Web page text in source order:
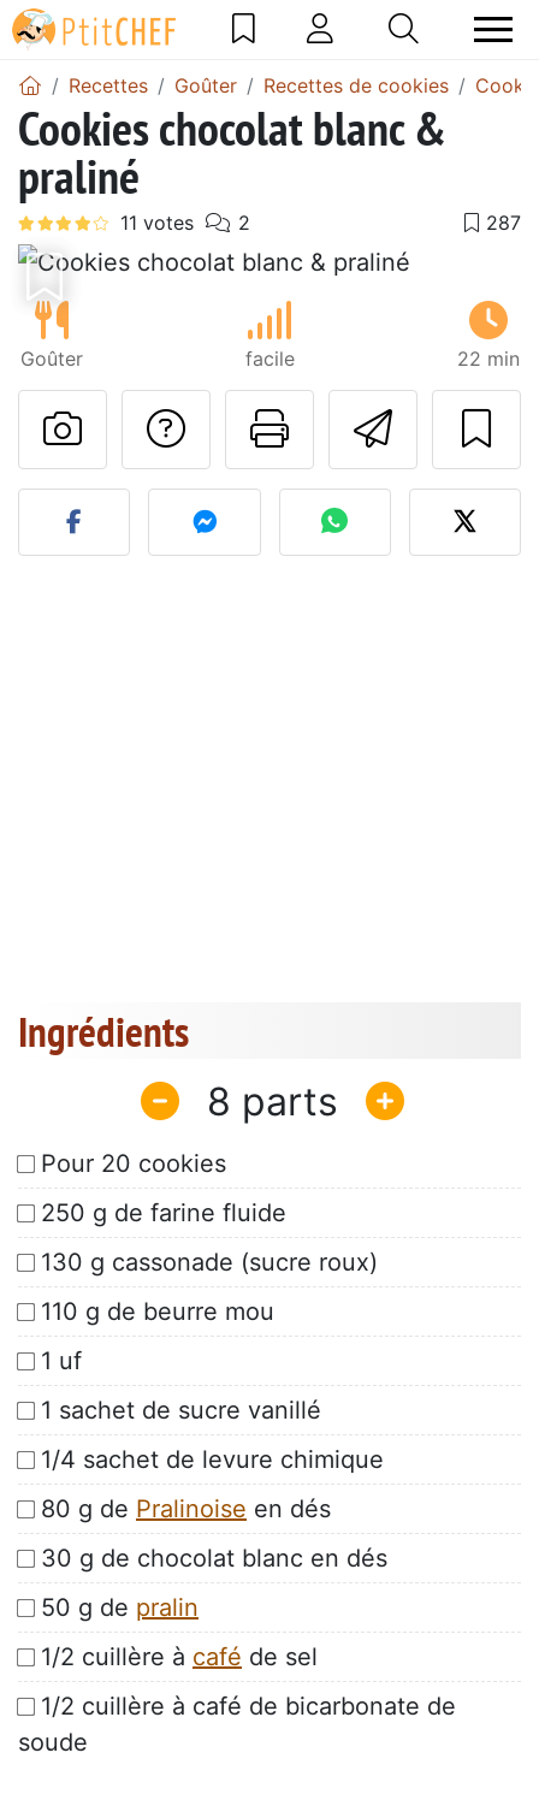
Recettes Goûter Recettes de cookies
Cookies chocolat blanc &
praliné
Goûter facile 22 min
Imprimer
Poser une
Publier votre photo de
Ingrédients
8
Pour 20 cookies
250 g de farine fluide
130 g cassonade (sucre roux)
110 g de beurre mou
1 uf
1 sachet de sucre vanillé
1/4 sachet de levure chimique
80 g de Pralinoise en dés
30 g de chocolat blanc en dés
50 g de pralin
1/2 cuillère à café de sel
1/2 cuillère à café de bicarbonate de
soude